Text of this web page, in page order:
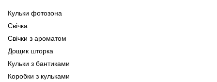
Кульки фотозона
Свічка
Свічки з ароматом
Дощик шторка
Кульки з бантиками
Коробки з кульками